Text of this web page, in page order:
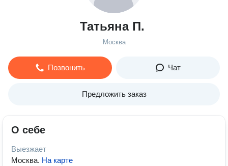
Татьяна П.
Москва
Позвонить Чат
Предложить заказ
О себе
Выезжает
Москва. На карте